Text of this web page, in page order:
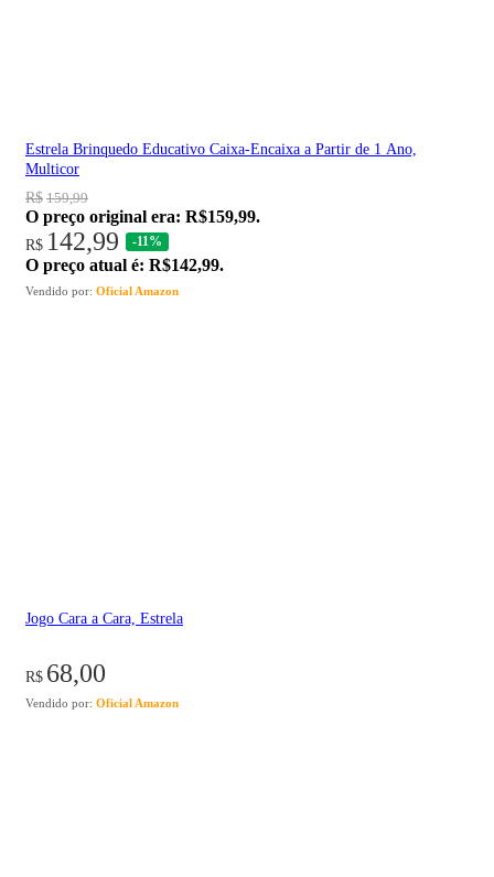
Estrela Brinquedo Educativo Caixa-Encaixa a Partir de 1 Ano,
Multicor
R$ 159,99
O preço original era: R$159,99.
R$ 142,99 -11%
O preço atual é: R$142,99.
Vendido por: Oficial Amazon
Jogo Cara a Cara, Estrela
R$ 68,00
Vendido por: Oficial Amazon